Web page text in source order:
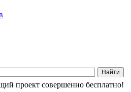
проект совершенно бесплатно!